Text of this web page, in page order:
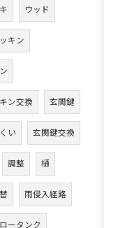
ウッド
キン
ン交換 玄関鍵
い 玄関鍵交換
調整 樋
雨侵入経路
ロータンク